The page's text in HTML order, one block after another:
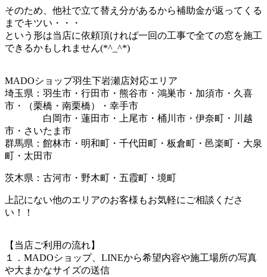
そのため、他社で立て替え分があるから補助金が返ってくる
までキツい・・・
という形は当店に依頼頂ければ一回の工事で全ての窓を施工
できるかもしれません(*^_^*)
MADOショップ羽生下岩瀬店対応エリア
埼玉県：羽生市・行田市・熊谷市・鴻巣市・加須市・久喜
市・（栗橋・南栗橋）・幸手市
白岡市・蓮田市・上尾市・桶川市・伊奈町・川越
市・さいたま市
群馬県：館林市・明和町・千代田町・板倉町・邑楽町・大泉
町・太田市
茨木県：古河市・野木町・五霞町・境町
上記にない他のエリアのお客様もお気軽にご相談くださ
い！！
【当店ご利用の流れ】
１．MADOショップ、LINEから希望内容や施工場所の写真
や大まかなサイズの送信